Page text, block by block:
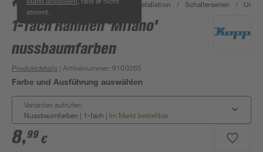
stimmt.
/ Bauen & Renovieren / Elektroinstallation / Schalterserien /
1-fach Rahmen 'Milano'
nussbaumfarben
Produktdetails | Artikelnummer:9100265
Farbe und Ausführung auswählen
Varianten aufrufen:
Nussbaumfarben | 1-fach | Im Markt bestellbar
8,99 €